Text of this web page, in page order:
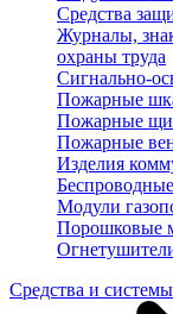
Средства
Журналы,
охраны труда
Сигнально-
Пожарные
Пожарные
Пожарные
Изделия
Модули
Порошковые
Средства и